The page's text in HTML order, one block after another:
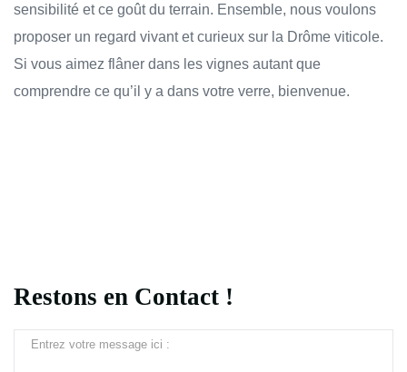
sensibilité et ce goût du terrain. Ensemble, nous voulons
proposer un regard vivant et curieux sur la Drôme viticole.
Si vous aimez flâner dans les vignes autant que
comprendre ce qu’il y a dans votre verre, bienvenue.
Restons en Contact !